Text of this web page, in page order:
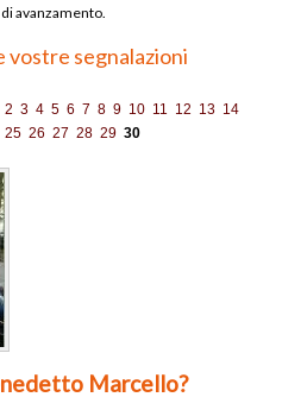
avanzamento.
vostre segnalazioni
2 3 4 5 6 7 8 9 10 11 12 13 14
25 26 27 28 29 30
Marcello?